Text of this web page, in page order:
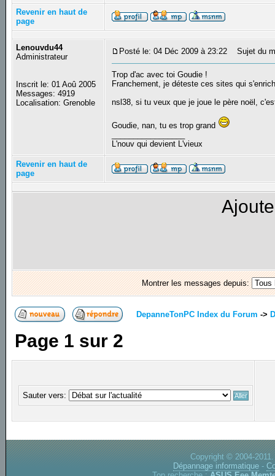
Revenir en haut de
page
Lenouvdu44
Administrateur
Inscrit le: 01 Aoû 2005
Messages: 4919
Localisation: Grenoble
Posté le: 04 Déc 2009 à 23:22 Sujet du
Trop d'ac avec toi Goudie !
Franchement, je déteste ces sites qui
nsl38, si tu veux que je joue le père noël,
Goudie, nan, tu es trop grand
L'nouv qui devient L'vieux
Revenir en haut de
page
Montrer les messages depuis:
DepanneTonPC Index du Forum ->
Page 1 sur 2
Sauter vers:
Copyright © 2004-
Dépannage informatique -